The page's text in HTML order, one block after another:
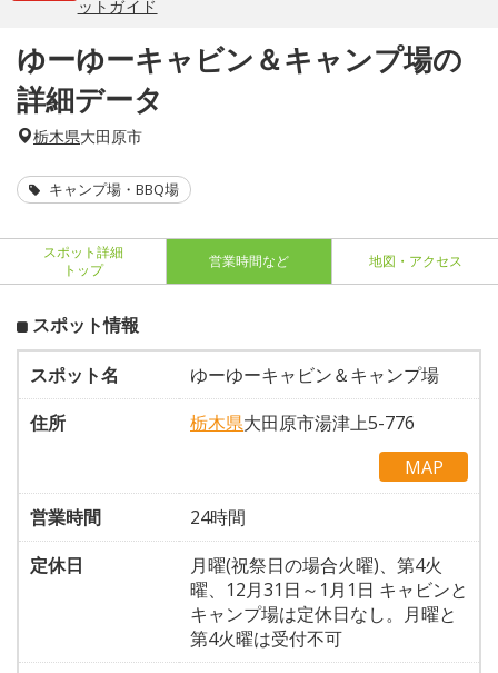
ットガイド
ゆーゆーキャビン＆キャンプ場の
詳細データ
栃木県大田原市
キャンプ場・BBQ場
スポット詳細
トップ
営業時間など 地図・アクセス
スポット情報
スポット名
ゆーゆーキャビン＆キャンプ場
住所
栃木県大田原市湯津上5-776
MAP
営業時間
24時間
定休日
月曜(祝祭日の場合火曜)、第4火
曜、12月31日～1月1日 キャビンと
キャンプ場は定休日なし。月曜と
第4火曜は受付不可